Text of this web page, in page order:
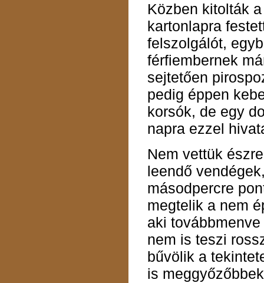
Közben kitolták
kartonlapra
felszolgálót,
férfiembernek
sejtetően
pedig éppen
korsók, de egy
napra ezzel
Nem vettük
leendő
másodpercre
megtelik a nem
aki
nem is teszi
bűvölik a
is